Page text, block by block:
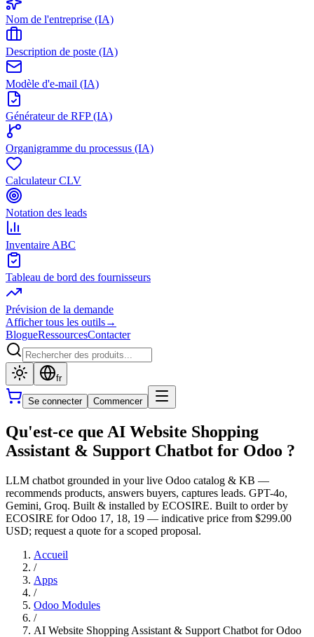
Nom de l'entreprise (IA)
Description de poste (IA)
Modèle d'e-mail (IA)
Générateur de RFP (IA)
Organigramme du processus (IA)
Calculateur CLV
Notation des leads
Inventaire ABC
Tableau de bord des fournisseurs
Prévision de la demande
Afficher tous les outils→
BlogueRessourcesContacter
fr
Se connecter Commencer
Qu'est-ce que AI Website Shopping
Assistant & Support Chatbot for Odoo ?
LLM chatbot grounded in your live Odoo catalog & KB —
recommends products, answers buyers, captures leads. GPT-4o,
Gemini, Groq. Built & installed by ECOSIRE. Built to order by
ECOSIRE for Odoo 17, 18, 19 — indicative price from $299.00
USD; request a quote for a scoped proposal.
Accueil
/
Apps
/
Odoo Modules
/
AI Website Shopping Assistant & Support Chatbot for Odoo